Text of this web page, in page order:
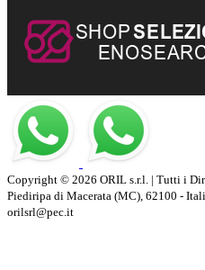
Copyright © 2026 ORIL s.r.l. | Tutti i
Piediripa di Macerata (MC), 62100 -
orilsrl@pec.it